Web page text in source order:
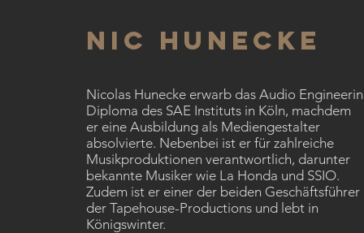
Nic Hunecke
Nicolas Hunecke erwarb das Audio
Diploma des SAE Instituts in Köln, machdem
er eine Ausbildung als Mediengestalter
absolvierte. Nebenbei ist er für zahlreiche
Musikproduktionen verantwortlich, darunter
bekannte Musiker wie La Honda und SSIO.
Zudem ist er einer der beiden Geschäftsführer
der Tapehouse-Productions und lebt in
Königswinter.